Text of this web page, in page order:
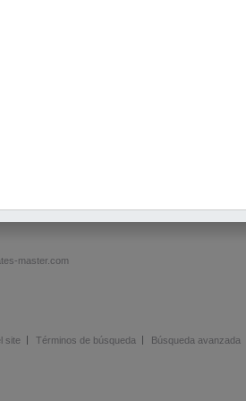
master.com
site Términos de búsqueda Búsqueda avanzada